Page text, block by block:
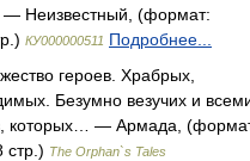
Неизвестный, (формат:
КУ000000511 Подробнее...
героев. Храбрых,
Безумно везучих и
которых… — Армада,
стр.) The Orphan`s Tales